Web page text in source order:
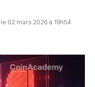
02 mars 2026 à 19h54